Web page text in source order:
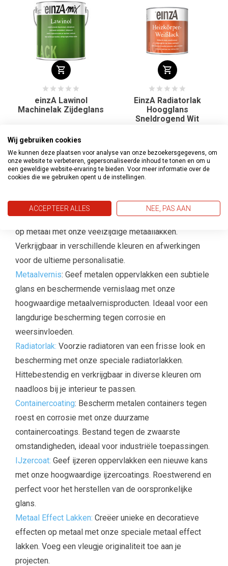
einzA Lawinol
Machinelak Zijdeglans
EinzA Radiatorlak
Hoogglans
Sneldrogend Wit
1 2 3 4 5
Onze Metaallak Categorieën:
Metaallak: Creëer een robuuste en beschermende laag
op metaal met onze veelzijdige metaallakken.
Verkrijgbaar in verschillende kleuren en afwerkingen
voor de ultieme personalisatie.
Metaalvernis: Geef metalen oppervlakken een subtiele
glans en beschermende vernislaag met onze
hoogwaardige metaalvernisproducten. Ideaal voor een
langdurige bescherming tegen corrosie en
weersinvloeden.
Radiatorlak: Voorzie radiatoren van een frisse look en
bescherming met onze speciale radiatorlakken.
Hittebestendig en verkrijgbaar in diverse kleuren om
naadloos bij je interieur te passen.
Containercoating: Bescherm metalen containers tegen
roest en corrosie met onze duurzame
containercoatings. Bestand tegen de zwaarste
omstandigheden, ideaal voor industriële toepassingen.
IJzercoat: Geef ijzeren oppervlakken een nieuwe kans
met onze hoogwaardige ijzercoatings. Roestwerend en
perfect voor het herstellen van de oorspronkelijke
glans.
Metaal Effect Lakken: Creëer unieke en decoratieve
effecten op metaal met onze speciale metaal effect
lakken. Voeg een vleugje originaliteit toe aan je
projecten.
Wij gebruiken cookies
We kunnen deze plaatsen voor analyse van onze bezoekersgegevens, om
onze website te verbeteren, gepersonaliseerde inhoud te tonen en om u
een geweldige website-ervaring te bieden. Voor meer informatie over de
cookies die we gebruiken opent u de instellingen.
ACCEPTEER ALLES NEE, PAS AAN